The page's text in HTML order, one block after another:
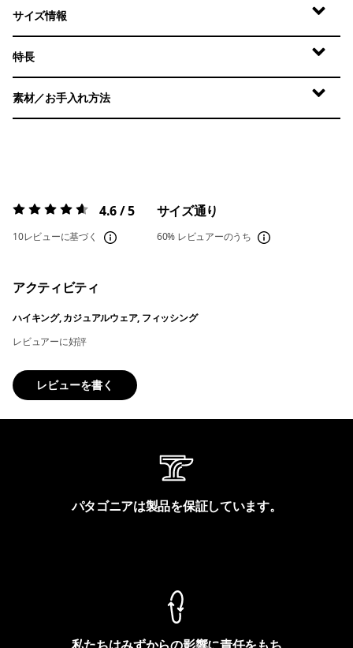
サイズ情報
特長
素材／お手入れ方法
評価:4.6 / 5 4.6 / 5
10レビューに基づく
サイズ通り
60% レビュアーのうち
アクティビティ
ハイキング, カジュアルウェア, フィッシング
レビュアーに好評
レビューを書く
パタゴニアは製品を保証しています。